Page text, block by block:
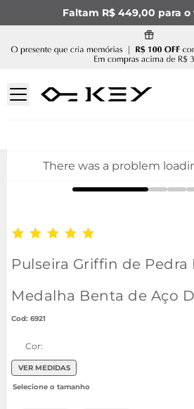
Faltam R$ 449,00 para
There was a problem
Pulseira Griffin de Pedra
Medalha Benta de Aço
: 6921
Cor:
VER MEDIDAS